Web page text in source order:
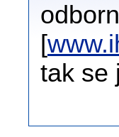
[
tak se